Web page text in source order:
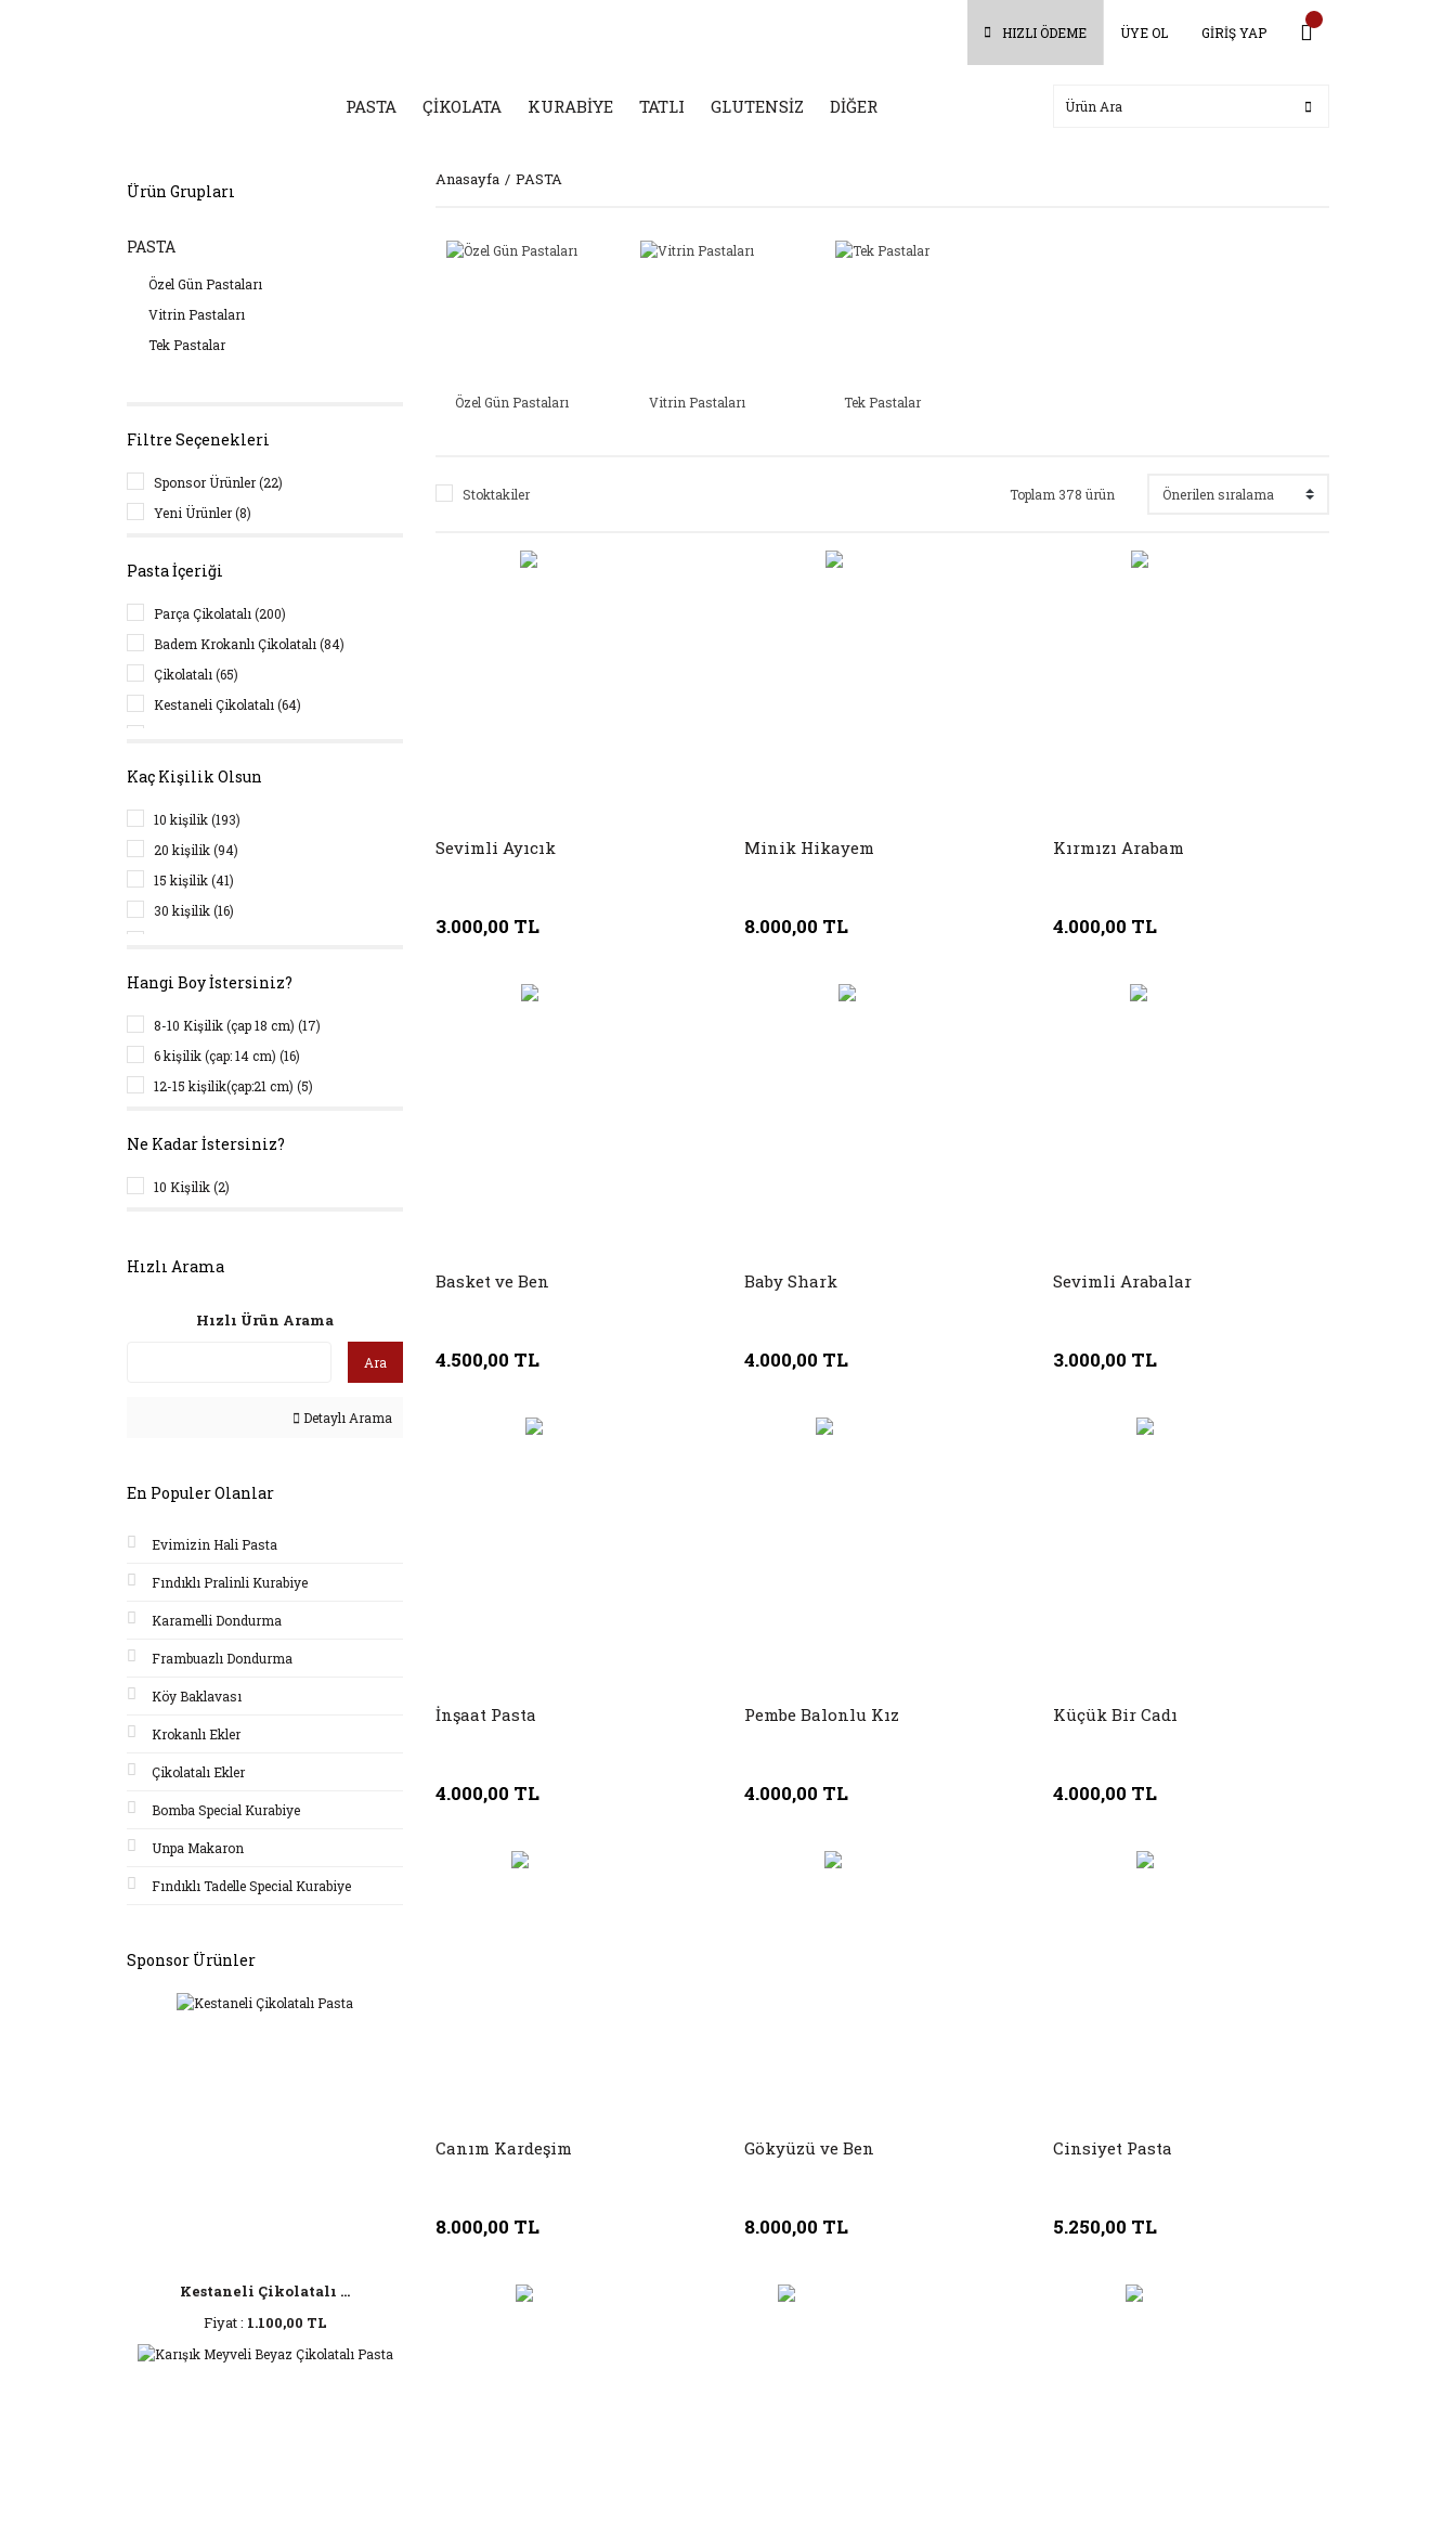
HIZLI ÖDEME ÜYE OL GİRİŞ YAP
PASTA ÇİKOLATA KURABİYE TATLI GLUTENSİZ DİĞER
Ürün Grupları
PASTA
Özel Gün Pastaları
Vitrin Pastaları
Tek Pastalar
Filtre Seçenekleri
Sponsor Ürünler (22)
Yeni Ürünler (8)
Pasta İçeriği
Parça Çikolatalı (200)
Badem Krokanlı Çikolatalı (84)
Çikolatalı (65)
Kestaneli Çikolatalı (64)
Kaç Kişilik Olsun
10 kişilik (193)
20 kişilik (94)
15 kişilik (41)
30 kişilik (16)
Hangi Boy İstersiniz?
8-10 Kişilik (çap 18 cm) (17)
6 kişilik (çap: 14 cm) (16)
12-15 kişilik(çap:21 cm) (5)
Ne Kadar İstersiniz?
10 Kişilik (2)
Hızlı Arama
Hızlı Ürün Arama
Ara
Detaylı Arama
En Populer Olanlar
Evimizin Hali Pasta
Fındıklı Pralinli Kurabiye
Karamelli Dondurma
Frambuazlı Dondurma
Köy Baklavası
Krokanlı Ekler
Çikolatalı Ekler
Bomba Special Kurabiye
Unpa Makaron
Fındıklı Tadelle Special Kurabiye
Sponsor Ürünler
Kestaneli Çikolatalı ...
Fiyat : 1.100,00 TL
Anasayfa PASTA
Özel Gün Pastaları Vitrin Pastaları Tek Pastalar
Stoktakiler Toplam 378 ürün
Sevimli Ayıcık
3.000,00 TL
Minik Hikayem
8.000,00 TL
Kırmızı Arabam
4.000,00 TL
Basket ve Ben
4.500,00 TL
Baby Shark
4.000,00 TL
Sevimli Arabalar
3.000,00 TL
İnşaat Pasta
4.000,00 TL
Pembe Balonlu Kız
4.000,00 TL
Küçük Bir Cadı
4.000,00 TL
Canım Kardeşim
8.000,00 TL
Gökyüzü ve Ben
8.000,00 TL
Cinsiyet Pasta
5.250,00 TL